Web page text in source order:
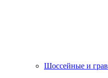
Шоссейные и